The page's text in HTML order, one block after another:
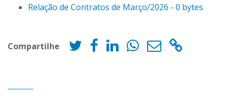
Relação de Contratos de Março/2026 - 0 bytes
Compartilhe